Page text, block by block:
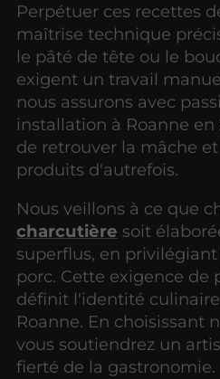
Perpétuer ces recettes
maîtrise technique
le pâté de tête ou le
exigent un travail
nous assurons avec
installation à Roanne
de retrouver la mâche
produits d'autrefois.
Nous veillons à ce que
charcutière soit
superflus, en
porc. Cette exigence de
définit l'identité
Roanne. En choisissant
vous soutiendrez un
fierté de la gastronomie.